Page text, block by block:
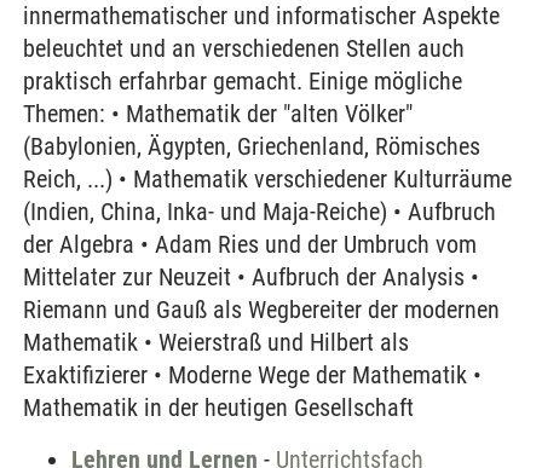
innermathematischer und informatischer Aspekte
beleuchtet und an verschiedenen Stellen auch
praktisch erfahrbar gemacht. Einige mögliche
Themen: • Mathematik der "alten Völker"
(Babylonien, Ägypten, Griechenland, Römisches
Reich, ...) • Mathematik verschiedener Kulturräume
(Indien, China, Inka- und Maja-Reiche) • Aufbruch
der Algebra • Adam Ries und der Umbruch vom
Mittelater zur Neuzeit • Aufbruch der Analysis •
Riemann und Gauß als Wegbereiter der modernen
Mathematik • Weierstraß und Hilbert als
Exaktifizierer • Moderne Wege der Mathematik •
Mathematik in der heutigen Gesellschaft
Lehren und Lernen - Unterrichtsfach